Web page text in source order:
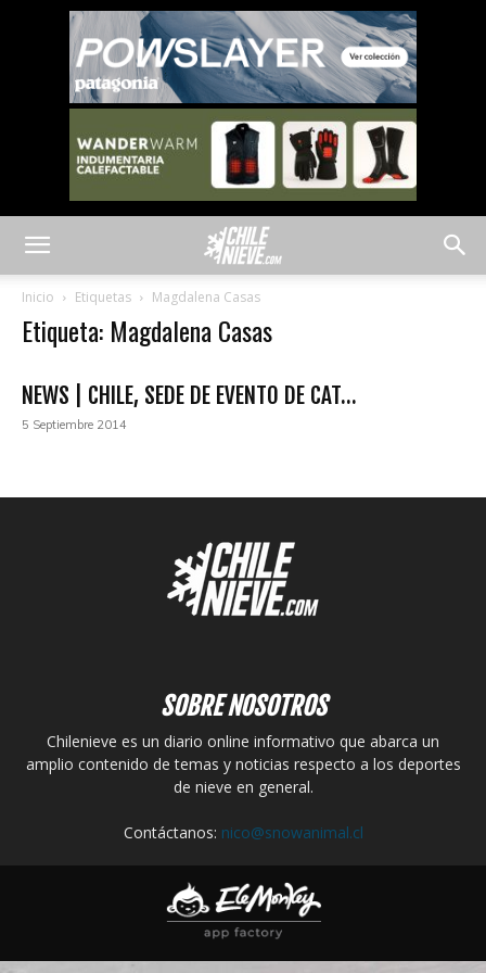
Inicio Etiquetas Magdalena Casas
Etiqueta: Magdalena Casas
NEWS | CHILE, SEDE DE EVENTO DE CAT...
5 Septiembre 2014
SOBRE NOSOTROS
Chilenieve es un diario online informativo que abarca un
amplio contenido de temas y noticias respecto a los deportes
de nieve en general.
Contáctanos: nico@snowanimal.cl